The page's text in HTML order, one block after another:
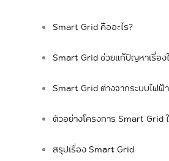
Smart Grid คืออะไร?
Smart Grid ช่วยแก้ปัญหาเรื่อง
Smart Grid ต่างจากระบบไฟฟ้
ตัวอย่างโครงการ Smart Grid
สรุปเรื่อง Smart Grid